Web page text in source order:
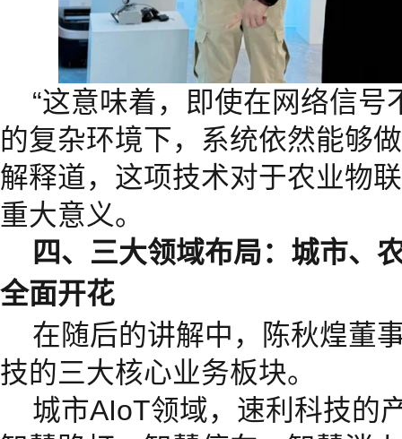
“这意味着，即使在网络信
的复杂环境下，系统依然能够
解释道，这项技术对于农业物
重大意义。
四、三大领域布局：城市、
全面开花
在随后的讲解中，陈秋煌董
技的三大核心业务板块。
城市AIoT领域，速利科技的